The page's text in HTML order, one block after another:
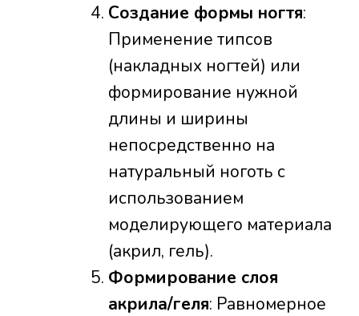
Создание формы ногтя:
Применение типсов
(накладных ногтей) или
формирование нужной
длины и ширины
непосредственно на
натуральный ноготь с
использованием
моделирующего материала
(акрил, гель).
Формирование слоя
акрила/геля: Равномерное